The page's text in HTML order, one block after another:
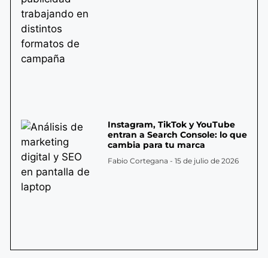
Instagram, TikTok y YouTube
entran a Search Console: lo que
cambia para tu marca
Fabio Cortegana 15 de julio de 2026